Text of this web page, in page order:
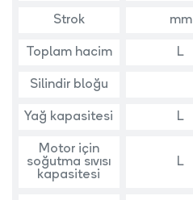
Strok mm
Toplam hacim L
Silindir bloğu
Yağ kapasitesi L
Motor için
soğutma sıvısı
kapasitesi
L